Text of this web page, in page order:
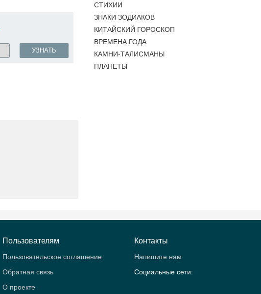
УЗНАТЬ
СТИХИИ
ЗНАКИ ЗОДИАКОВ
КИТАЙСКИЙ ГОРОСКОП
ВРЕМЕНА ГОДА
КАМНИ-ТАЛИСМАНЫ
ПЛАНЕТЫ
Пользователям
Пользовательское соглашение
Обратная связь
О проекте
Контакты
Напишите нам
Социальные сети: